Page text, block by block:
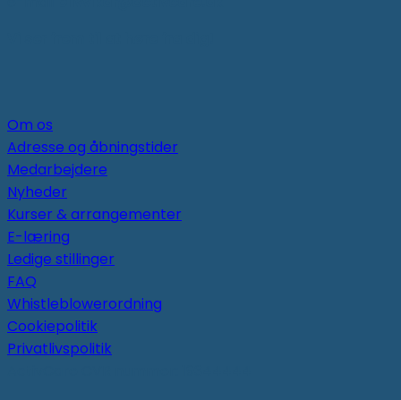
Om os
Adresse og åbningstider
Medarbejdere
Nyheder
Kurser & arrangementer
E-læring
Ledige stillinger
FAQ
Whistleblowerordning
Cookiepolitik
Privatlivspolitik